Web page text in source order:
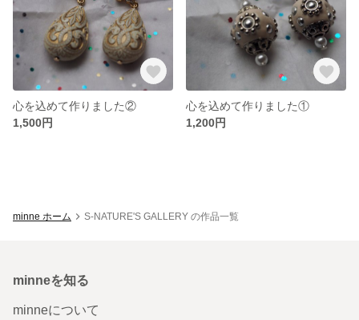
心を込めて作りました②
1,500円
心を込めて作りました①
1,200円
minne ホーム S-NATURE'S GALLERY の作品一覧
minneを知る
minneについて